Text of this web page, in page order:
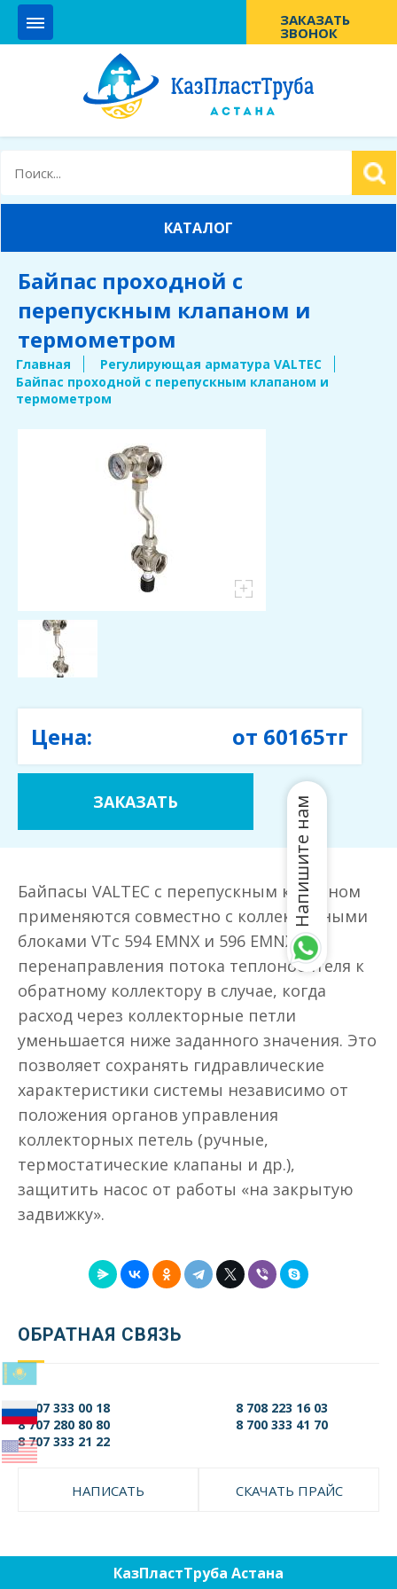
Перейти
основному
г. Нур-Султан, ул. Брусиловского 19
ЗАКАЗАТЬ
ЗВОНОК
КАТАЛОГ
Байпас проходной с
перепускным клапаном и
термометром
Строка
навигации
Главная
Регулирующая арматура VALTEC
Байпас проходной с перепускным клапаном и
термометром
Цена: от 60165тг
ЗАКАЗАТЬ
Байпасы VALTEC с перепускным клапаном
применяются совместно с коллекторными
блоками VTc 594 EMNX и 596 EMNX для
перенаправления потока теплоносителя к
обратному коллектору в случае, когда
расход через коллекторные петли
уменьшается ниже заданного значения. Это
позволяет сохранять гидравлические
характеристики системы независимо от
положения органов управления
коллекторных петель (ручные,
термостатические клапаны и др.),
защитить насос от работы «на закрытую
задвижку».
ОБРАТНАЯ СВЯЗЬ
8 707 333 00 18
8 707 280 80 80
8 707 333 21 22
8 708 223 16 03
8 700 333 41 70
НАПИСАТЬ СКАЧАТЬ ПРАЙС
КазПластТруба Астана
Напишите нам